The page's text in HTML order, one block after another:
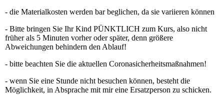
- die Materialkosten werden bar beglichen, da sie variieren können
- Bitte bringen Sie Ihr Kind PÜNKTLICH zum Kurs, also nicht
früher als 5 Minuten vorher oder später, denn größere
Abweichungen behindern den Ablauf!
- bitte beachten Sie die aktuellen Coronasicherheitsmaßnahmen!
- wenn Sie eine Stunde nicht besuchen können, besteht die
Möglichkeit, in Absprache mit mir eine Ersatzperson zu schicken.